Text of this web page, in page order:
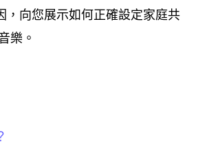
向您展示如何正確設定家庭共
樂。